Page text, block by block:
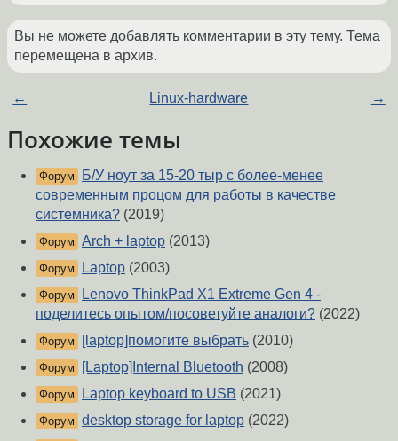
Вы не можете добавлять комментарии в эту тему. Тема
перемещена в архив.
← Linux-hardware →
Похожие темы
Форум
Б/У ноут за 15-20 тыр с более-менее
современным процом для работы в качестве
системника? (2019)
Форум Arch + laptop (2013)
Форум Laptop (2003)
Форум
Lenovo ThinkPad X1 Extreme Gen 4 -
поделитесь опытом/посоветуйте аналоги? (2022)
Форум [laptop]помогите выбрать (2010)
Форум [Laptop]Internal Bluetooth (2008)
Форум Laptop keyboard to USB (2021)
Форум desktop storage for laptop (2022)